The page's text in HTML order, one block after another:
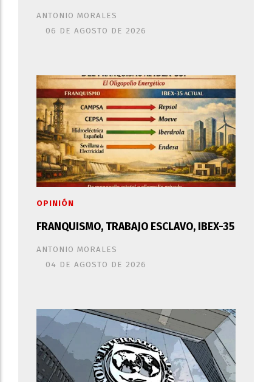
ANTONIO MORALES
06 DE AGOSTO DE 2026
FRANQUISMO, TRABAJO ESCLAVO, IBEX-35
ANTONIO MORALES
OPINIÓN
04 DE AGOSTO DE 2026